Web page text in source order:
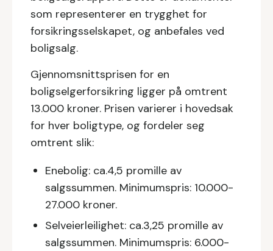
som representerer en trygghet for
forsikringsselskapet, og anbefales ved
boligsalg.
Gjennomsnittsprisen for en
boligselgerforsikring ligger på omtrent
13.000 kroner. Prisen varierer i hovedsak
for hver boligtype, og fordeler seg
omtrent slik:
Enebolig: ca.4,5 promille av
salgssummen. Minimumspris: 10.000-
27.000 kroner.
Selveierleilighet: ca.3,25 promille av
salgssummen. Minimumspris: 6.000-